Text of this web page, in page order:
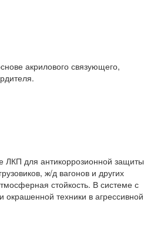
акрилового связующего,
ЛКП для антикоррозионной защиты
ж/д вагонов и других
стойкость. В системе с
техники в агрессивной